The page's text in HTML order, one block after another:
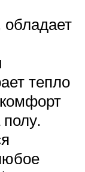
обладает
тепло